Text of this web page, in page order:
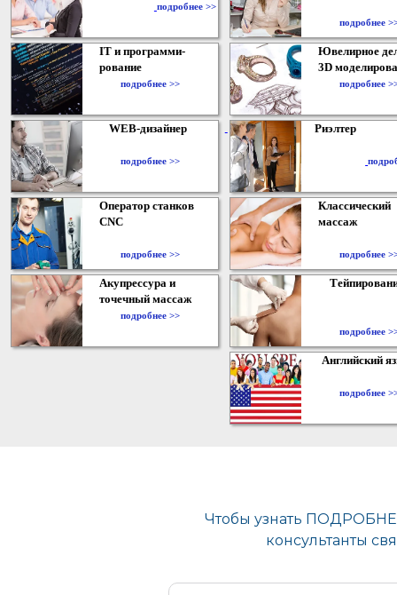
подробнее >>
подробнее
IT и программи-
рование
подробнее >>
Ювелирное
3D
подробнее
WEB-дизайнер
подробнее >>
Риэлтер
Оператор станков
CNC
подробнее >>
Классический
массаж
подробнее
Акупрессура и
точечный массаж
подробнее >>
подробнее
Английский
подробнее